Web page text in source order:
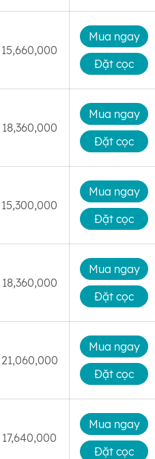
15,660,000
Mua ngay
Đặt cọc
18,360,000
Mua ngay
Đặt cọc
15,300,000
Mua ngay
Đặt cọc
18,360,000
Mua ngay
Đặt cọc
21,060,000
Mua ngay
Đặt cọc
17,640,000
Mua ngay
Đặt cọc